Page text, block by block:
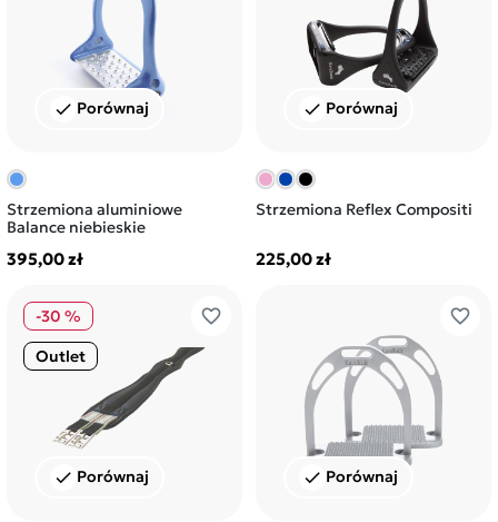
check Porównaj
Strzemiona aluminiowe
Balance niebieskie
395,00 zł
check Porównaj
Strzemiona Reflex Compositi
225,00 zł
favorite_border
check Porównaj
-30 %
Outlet
favorite_border
check Porównaj